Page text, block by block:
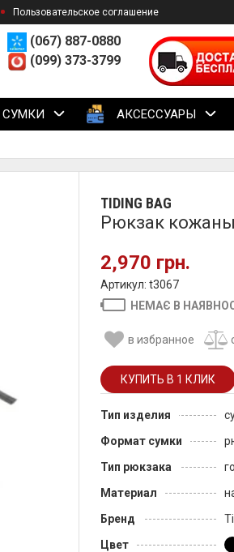
Пользовательское соглашение
(067) 887-0880
(099) 373-3799
СУМКИ АКСЕССУАРЫ
TIDING BAG
Рюкзак
2,970 грн.
Артикул: t3067
НЕМАЄ В
в избранное
Тип изделия
Формат сумки
Тип рюкзака
Материал
Бренд
Цвет